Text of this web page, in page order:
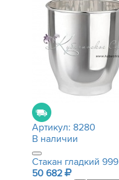
Артикул: 8280
В наличии
Стакан гладкий
50 682